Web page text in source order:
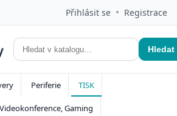
Přihlásit se • Registrace
Hledat
Periferie TISK
Videokonference, Gaming